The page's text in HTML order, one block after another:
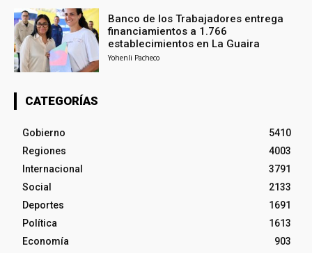
Banco de los Trabajadores entrega
financiamientos a 1.766
establecimientos en La Guaira
Yohenli Pacheco
CATEGORÍAS
Gobierno
5410
Regiones
4003
Internacional
3791
Social
2133
Deportes
1691
Política
1613
Economía
903